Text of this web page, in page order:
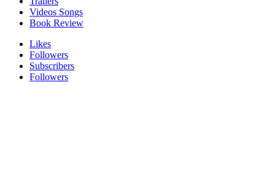
Videos Songs
Book Review
Likes
Followers
Subscribers
Followers